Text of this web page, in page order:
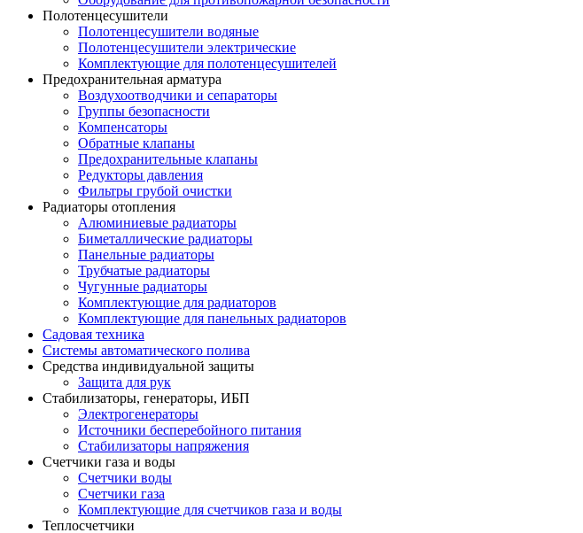
Полотенцесушители
Полотенцесушители водяные
Полотенцесушители электрические
Комплектующие для полотенцесушителей
Предохранительная арматура
Воздухоотводчики и сепараторы
Группы безопасности
Компенсаторы
Обратные клапаны
Предохранительные клапаны
Редукторы давления
Фильтры грубой очистки
Радиаторы отопления
Алюминиевые радиаторы
Биметаллические радиаторы
Панельные радиаторы
Трубчатые радиаторы
Чугунные радиаторы
Комплектующие для радиаторов
Комплектующие для панельных радиаторов
Садовая техника
Системы автоматического полива
Средства индивидуальной защиты
Защита для рук
Стабилизаторы, генераторы, ИБП
Электрогенераторы
Источники бесперебойного питания
Стабилизаторы напряжения
Счетчики газа и воды
Счетчики воды
Счетчики газа
Комплектующие для счетчиков газа и воды
Теплосчетчики